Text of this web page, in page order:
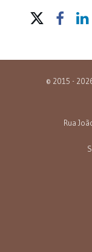
Share
© 2015 -
Rua